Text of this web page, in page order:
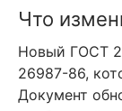
Что
Новый ГОСТ
26987-86,
Документ